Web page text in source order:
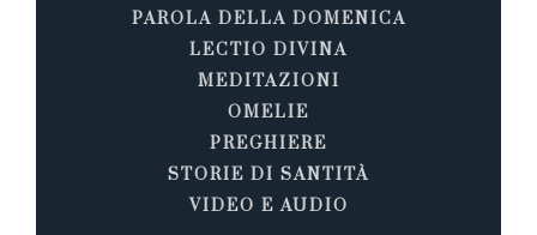
PAROLA DELLA DOMENICA
LECTIO DIVINA
MEDITAZIONI
OMELIE
PREGHIERE
STORIE DI SANTITÀ
VIDEO E AUDIO